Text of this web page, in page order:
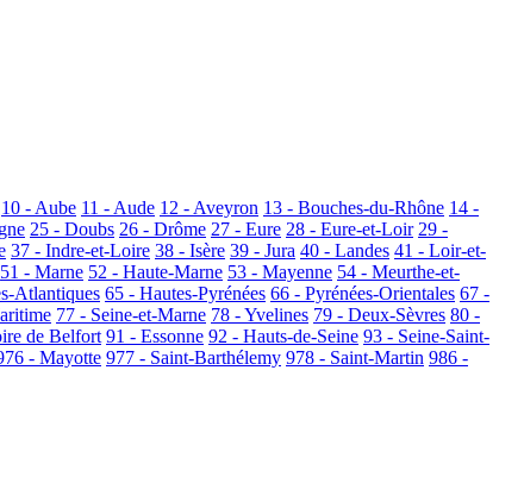
10 - Aube 11 - Aude 12 - Aveyron 13 - Bouches-du-Rhône 14 -
25 - Doubs 26 - Drôme 27 - Eure 28 - Eure-et-Loir 29 -
37 - Indre-et-Loire 38 - Isère 39 - Jura 40 - Landes 41 - Loir-et-
51 - Marne 52 - Haute-Marne 53 - Mayenne 54 - Meurthe-et-
Atlantiques 65 - Hautes-Pyrénées 66 - Pyrénées-Orientales 67 -
77 - Seine-et-Marne 78 - Yvelines 79 - Deux-Sèvres 80 -
de Belfort 91 - Essonne 92 - Hauts-de-Seine 93 - Seine-Saint-
- Mayotte 977 - Saint-Barthélemy 978 - Saint-Martin 986 -